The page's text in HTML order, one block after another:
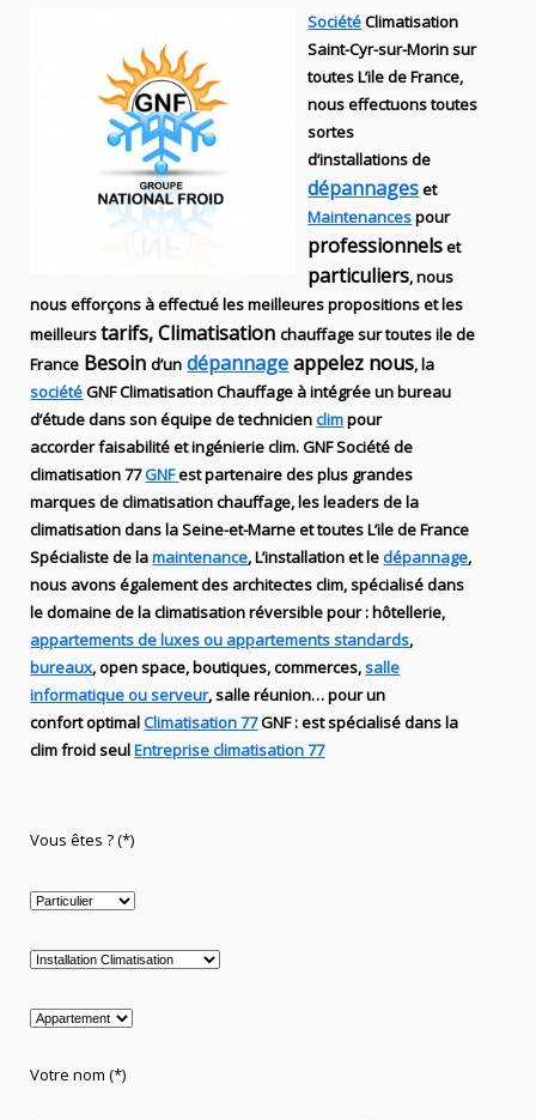
SociétéClimatisation
Saint-Cyr-sur-Morin sur
toutes L’ile de France,
nous effectuons toutes
sortes
d’installationsde
dépannageset
Maintenancespour
professionnelset
particuliers, nous
nous efforçons à effectué les meilleures propositions et les
meilleurstarifs, Climatisationchauffage sur toutes ile de
France Besoind’un dépannageappelez nous, la
sociétéGNFClimatisation Chauffage à intégrée un bureau
d’étude dans son équipe de technicienclimpour
accorder faisabilité et ingénierieclim.GNFSociété de
climatisation 77GNFest partenaire des plus grandes
marques declimatisation chauffage, les leadersde la
climatisation dans la Seine-et-Marne et toutes L’ile de France
Spécialiste delamaintenance, L’installationet ledépannage,
nous avons également des architectes clim,spécialisé dans
le domaine de laclimatisation réversiblepour : hôtellerie,
appartements de luxes ou appartements standards,
bureaux, open space, boutiques, commerces,salle
informatique ou serveur, salle réunion… pour un
confort optimalClimatisation 77GNF:estspécialisédans la
climfroid seulEntreprise climatisation 77
Vous êtes ? (*)
Votre nom (*)